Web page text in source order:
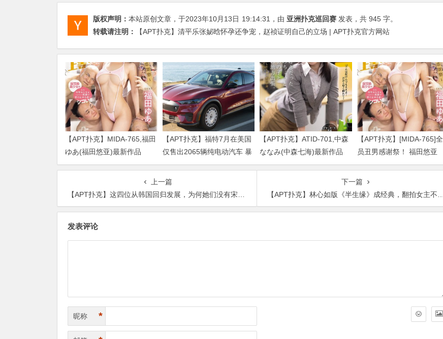
版权声明： 本站原创文章，于2023年10月13日 19:14:31 ，由 亚洲扑克巡回赛 发表，共 945 字。
转载请注明：
【APT扑克】清平乐张妼晗怀孕还争宠，赵祯证明自己的立场 | APT扑克官方网站
【APT扑克】MIDA-765,福田
ゆあ(福田悠亚)最新作品
2026/09/01发布！
【APT扑克】福特7月在美国
仅售出2065辆纯电动汽车 暴
跌超七成
【APT扑克】ATID-701,中森
ななみ(中森七海)最新作品
2026/09/01发布！
【APT扑克】[MIDA-765]全
员丑男感谢祭！ 福田悠亚
（福田ゆあ）解禁大乱交！
上一篇
【APT扑克】这四位从韩国回归发展，为何她们没有宋茜红
下一篇
【APT扑克】林心如版《半生缘》成经典，翻拍女主不被看好网友：胖是问题
发表评论
昵称 *